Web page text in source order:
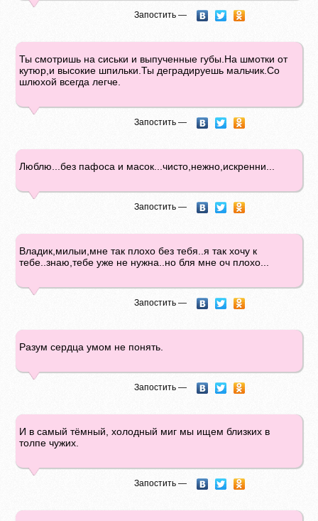
Запостить —
Ты смотришь на сиськи и выпученные губы.На шмотки от
кутюр,и высокие шпильки.Ты деградируешь мальчик.Со
шлюхой всегда легче.
Запостить —
Люблю...без пафоса и масок...чисто,нежно,искренни...
Запостить —
Владик,милыи,мне так плохо без тебя..я так хочу к
тебе..знаю,тебе уже не нужна..но бля мне оч плохо...
Запостить —
Разум сердца умом не понять.
Запостить —
И в самый тёмный, холодный миг мы ищем близких в
толпе чужих.
Запостить —